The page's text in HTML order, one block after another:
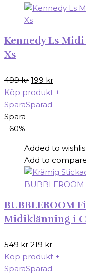
Kennedy Ls
Xs
499kr Det
ursprungliga
priset
199 krDet
Köp produkt +
SparaSparad
Spara
- 60%
Added to
Add to
BUBBLEROOM
Midiklänning i
549kr Det
ursprungliga
priset
219 krDet
Köp produkt +
SparaSparad